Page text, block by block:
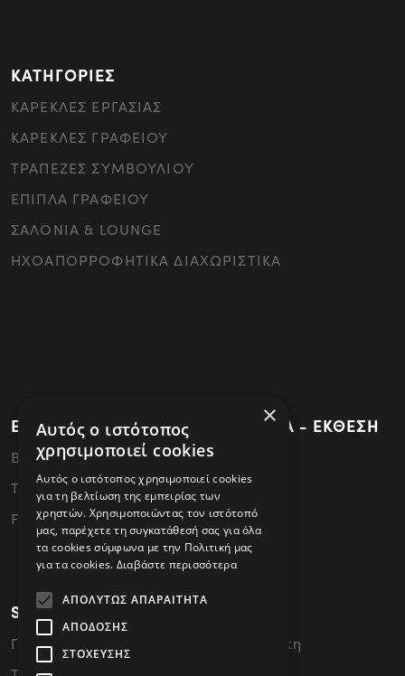
ΚΑΤΗΓΟΡΙΕΣ
ΚΑΡΕΚΛΕΣ ΕΡΓΑΣΙΑΣ
ΚΑΡΕΚΛΕΣ ΓΡΑΦΕΙΟΥ
ΤΡΑΠΕΖΕΣ ΣΥΜΒΟΥΛΙΟΥ
ΕΠΙΠΛΑ ΓΡΑΦΕΙΟΥ
ΣΑΛΟΝΙΑ & LOUNGE
ΗΧΟΑΠΟΡΡΟΦΗΤΙΚΑ ΔΙΑΧΩΡΙΣΤΙΚΑ
ΕΡΓΟΣΤΑΣΙΟ - ΚΕΝΤΡΙΚΑ ΓΡΑΦΕΙΑ - ΕΚΘΕΣΗ
ΒΙ.ΠΕ.Θεσσαλονίκης - 57022 Σίνδος
Tel: 2310796340
FAX: 2310796341
SHOWROOM
Γ. Παπανδρέου 49, 54646 Θεσσαλονίκη
×
Αυτός ο ιστότοπος
χρησιμοποιεί cookies
Αυτός ο ιστότοπος χρησιμοποιεί cookies
για τη βελτίωση της εμπειρίας των
χρηστών. Χρησιμοποιώντας τον ιστότοπό
μας, παρέχετε τη συγκατάθεσή σας για όλα
τα cookies σύμφωνα με την Πολιτική μας
για τα cookies. Διαβάστε περισσότερα
ΑΠΟΛΎΤΩΣ ΑΠΑΡΑΊΤΗΤΑ
ΑΠΌΔΟΣΗΣ
ΣΤΌΧΕΥΣΗΣ